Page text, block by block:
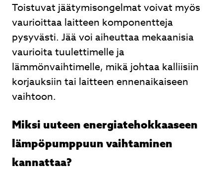
Toistuvat jäätymisongelmat voivat myös
vaurioittaa laitteen komponentteja
pysyvästi. Jää voi aiheuttaa mekaanisia
vaurioita tuulettimelle ja
lämmönvaihtimelle, mikä johtaa kalliisiin
korjauksiin tai laitteen ennenaikaiseen
vaihtoon.
Miksi uuteen energiatehokkaaseen
lämpöpumppuun vaihtaminen
kannattaa?